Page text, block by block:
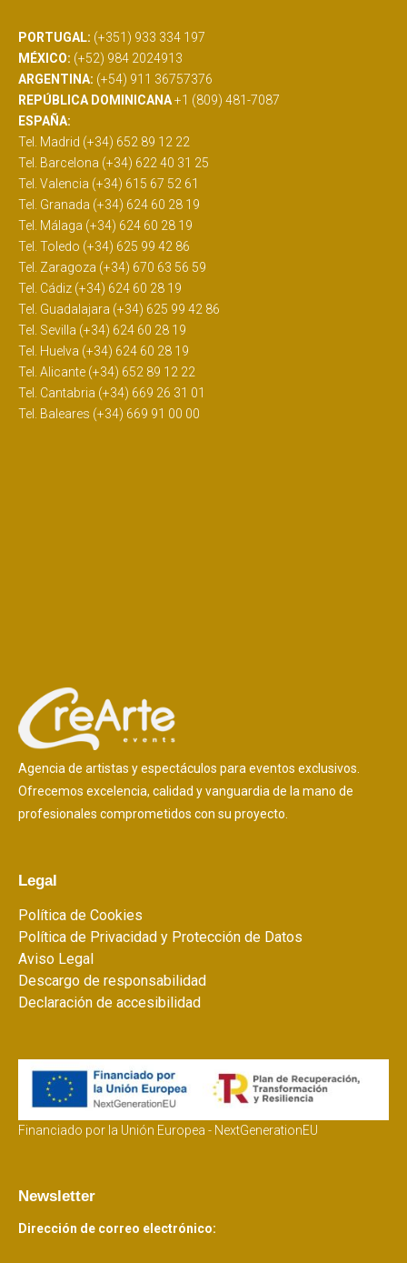
PORTUGAL: (+351) 933 334 197
MÉXICO: (+52) 984 2024913
ARGENTINA: (+54) 911 36757376
REPÚBLICA DOMINICANA+1 (809) 481-7087
ESPAÑA:
Tel. Madrid (+34) 652 89 12 22
Tel. Barcelona (+34) 622 40 31 25
Tel. Valencia (+34) 615 67 52 61
Tel. Granada (+34) 624 60 28 19
Tel. Málaga (+34) 624 60 28 19
Tel. Toledo (+34) 625 99 42 86
Tel. Zaragoza (+34) 670 63 56 59
Tel. Cádiz (+34) 624 60 28 19
Tel. Guadalajara (+34) 625 99 42 86
Tel. Sevilla (+34) 624 60 28 19
Tel. Huelva (+34) 624 60 28 19
Tel. Alicante (+34) 652 89 12 22
Tel. Cantabria (+34) 669 26 31 01
Tel. Baleares (+34) 669 91 00 00
Agencia de artistas y espectáculos para eventos exclusivos.
Ofrecemos excelencia, calidad y vanguardia de la mano de
profesionales comprometidos con su proyecto.
Legal
Política de Cookies
Política de Privacidad y Protección de Datos
Aviso Legal
Descargo de responsabilidad
Declaración de accesibilidad
Financiado por la Unión Europea - NextGenerationEU
Newsletter
Dirección de correo electrónico: